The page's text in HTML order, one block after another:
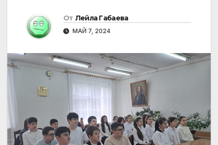
От Лейла Габаева
МАЙ 7, 2024